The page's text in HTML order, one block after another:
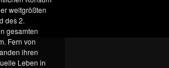
weltgrößten
des 2.
gesamten
Fern von
ihren
Leben in